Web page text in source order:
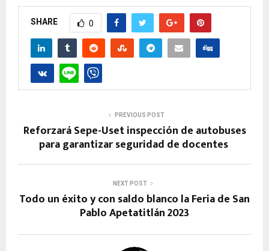
SHARE 0
PREVIOUS POST
Reforzará Sepe-Uset inspección de autobuses
para garantizar seguridad de docentes
NEXT POST
Todo un éxito y con saldo blanco la Feria de San
Pablo Apetatitlán 2023